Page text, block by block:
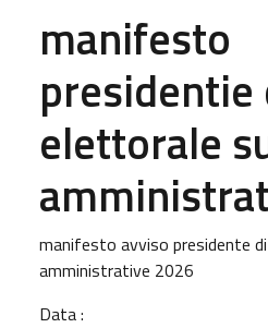
manifesto
presidentie
elettorale
manifesto avviso presidente
amministrative 2026
Data :